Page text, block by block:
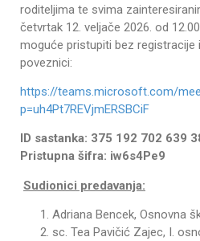
roditeljima te svima
četvrtak 12. veljače 2026. od
moguće pristupiti bez registracije
poveznici:
https://teams.microsoft.com/
p=uh4Pt7REVjmERSBCiF
ID sastanka: 375 192 702 639
Pristupna šifra: iw6s4Pe9
Sudionici predavanja:
Adriana Bencek, Osnovna
sc. Tea Pavičić Zajec, I.